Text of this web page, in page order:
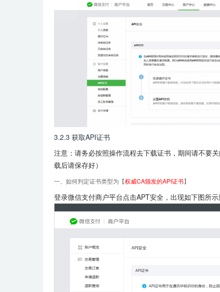
3.2.3 获取API证书
注意：请务必按照操作流程去下载证书，期间请不要
载后请保存好）
一、如何判定证书类型为【权威CA颁发的API证书】
登录微信支付商户平台点击APT安全，出现如下图所